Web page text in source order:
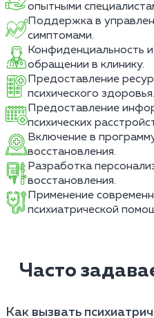
опытными
Поддержка в
симптомами.
Конфиденциальность
обращении в клинику.
Предоставление
психического здоровья.
Предоставление
психических
Включение в
восстановления.
Разработка
восстановления.
Применение
психиатрической
Часто
Как вызвать